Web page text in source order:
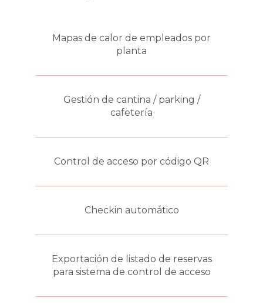
Mapas de calor de empleados por
planta
Gestión de cantina / parking /
cafetería
Control de acceso por código QR
Checkin automático
Exportación de listado de reservas
para sistema de control de acceso